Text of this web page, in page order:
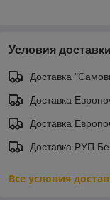
Условия доставки
Доставка
Доставка
Доставка
Доставка РУП
Все условия